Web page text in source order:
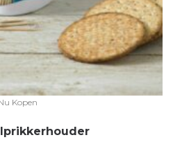
Kopen